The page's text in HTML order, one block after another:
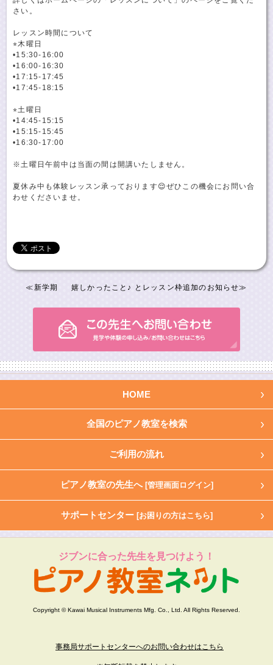
さい。
レッスン時間について
⭐︎木曜日
•15:30-16:00
•16:00-16:30
•17:15-17:45
•17:45-18:15
⭐︎土曜日
•14:45-15:15
•15:15-15:45
•16:30-17:00
※土曜日午前中は当面の間は開講いたしません。
夏休み中も体験レッスン承っております😌ぜひこの機会にお問い合
わせくださいませ。
≪新学期 嬉しかったこと♪ とレッスン枠追加のお知らせ≫
HOME
全国のピアノ教室を検索
ご利用の流れ
ピアノ教室の先生へ [管理画面ログイン]
サポートセンター [お困りの方はこちら]
ジブンに合った先生を見つけよう！
Copyright © Kawai Musical Instruments Mfg. Co., Ltd. All Rights Reserved.
事務局サポートセンターへのお問い合わせはこちら